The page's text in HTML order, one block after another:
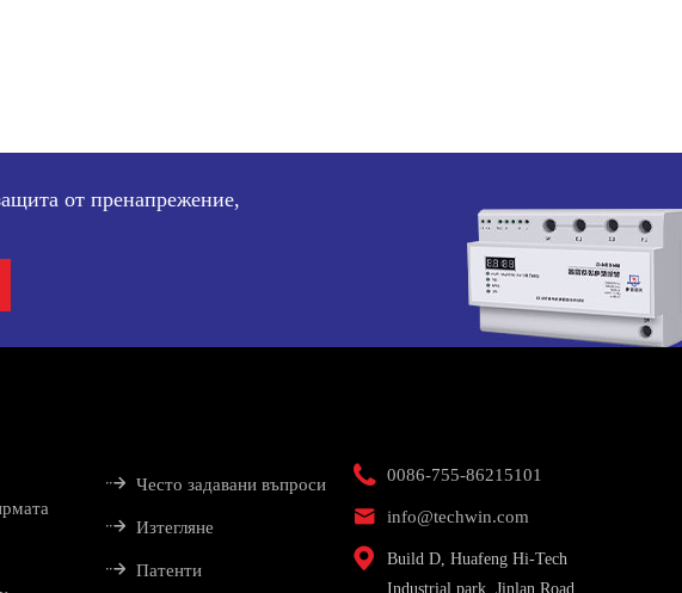
от пренапрежение,
 Често задавани въпроси
 Изтегляне
 Патенти
 0086-755-86215101
 info@techwin.com

Build D, Huafeng Hi-Tech
Industrial park, Jinlan Road,